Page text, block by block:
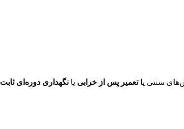
سنتی یاتعمیر پس از خرابی یا نگهداری دوره‌ای ثابت